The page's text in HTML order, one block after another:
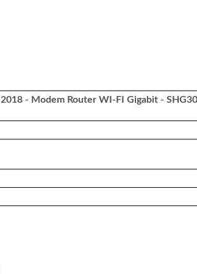
2018 - Modem Router WI-FI Gigabit -